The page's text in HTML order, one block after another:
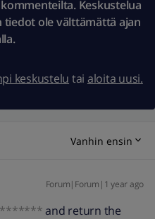
Keskustelua
tiedot ole välttämättä ajan
keskustelu tai aloita uusi.
Vanhin ensin
Forum|Forum|1 year ago
and return the